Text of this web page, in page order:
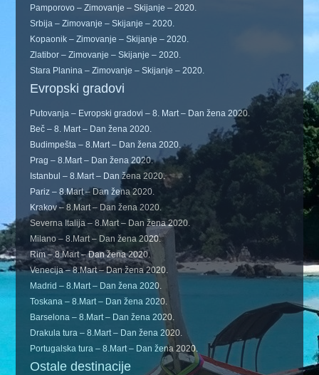
Pamporovo – Zimovanje – Skijanje – 2020.
Srbija – Zimovanje – Skijanje – 2020.
Kopaonik – Zimovanje – Skijanje – 2020.
Zlatibor – Zimovanje – Skijanje – 2020.
Stara Planina – Zimovanje – Skijanje – 2020.
Evropski gradovi
Putovanja – Evropski gradovi – 8. Mart – Dan žena 2020.
Beč – 8. Mart – Dan žena 2020.
Budimpešta – 8.Mart – Dan žena 2020.
Prag – 8.Mart – Dan žena 2020.
Istanbul – 8.Mart – Dan žena 2020.
Pariz – 8.Mart – Dan žena 2020.
Krakov – 8.Mart – Dan žena 2020.
Severna Italija – 8.Mart – Dan žena 2020.
Milano – 8.Mart – Dan žena 2020.
Rim – 8.Mart – Dan žena 2020.
Venecija – 8.Mart – Dan žena 2020.
Madrid – 8.Mart – Dan žena 2020.
Toskana – 8.Mart – Dan žena 2020.
Barselona – 8.Mart – Dan žena 2020.
Drakula tura – 8.Mart – Dan žena 2020.
Portugalska tura – 8.Mart – Dan žena 2020.
Ostale destinacije